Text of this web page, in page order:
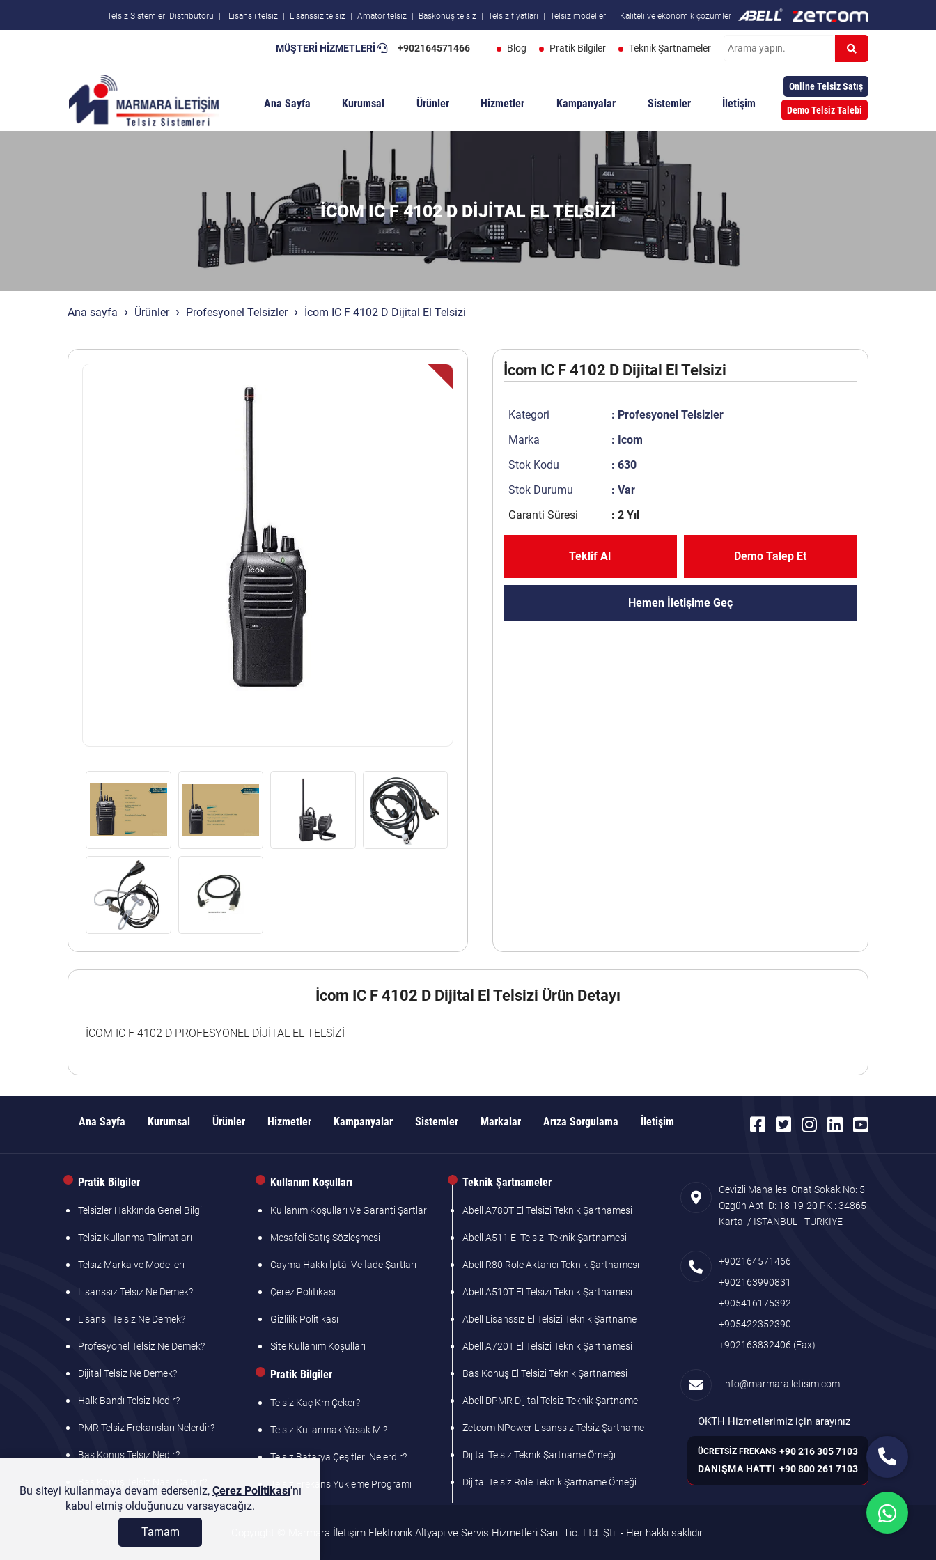
Telsiz Sistemleri Distribütörü Lisanslı telsiz Lisanssız telsiz Amatör telsiz Baskonuş telsiz Telsiz fiyatları Telsiz modelleri Kaliteli ve ekonomik çözümler
MÜŞTERİ HİZMETLERİ +902164571466 Blog Pratik Bilgiler Teknik Şartnameler
Ana Sayfa Kurumsal Ürünler Hizmetler Kampanyalar Sistemler İletişim Demo Telsiz Talebi
Online Telsiz Satış
İCOM IC F 4102 D DIJITAL EL TELSIZI
Ana sayfa Ürünler Profesyonel Telsizler İcom IC F 4102 D Dijital El Telsizi
İcom IC F 4102 D Dijital El Telsizi
Kategori : Profesyonel Telsizler
Marka
: Icom
Stok Kodu
: 630
Stok Durumu
: Var
Garanti Süresi
: 2 Yıl
Teklif Al Demo Talep Et
Hemen İletişime Geç
İcom IC F 4102 D Dijital El Telsizi Ürün Detayı
İCOM IC F 4102 D PROFESYONEL DİJİTAL EL TELSİZİ
Ana Sayfa Kurumsal Ürünler Hizmetler Kampanyalar Sistemler Markalar Arıza Sorgulama İletişim
Pratik Bilgiler
Telsizler Hakkında Genel Bilgi
Telsiz Kullanma Talimatları
Telsiz Marka ve Modelleri
Lisanssız Telsiz Ne Demek?
Lisanslı Telsiz Ne Demek?
Profesyonel Telsiz Ne Demek?
Dijital Telsiz Ne Demek?
Halk Bandı Telsiz Nedir?
PMR Telsiz Frekansları Nelerdir?
Bas Konuş Telsiz Nedir?
Kullanım Koşulları
Kullanım Koşulları Ve Garanti Şartları
Mesafeli Satış Sözleşmesi
Cayma Hakkı İptâl Ve İade Şartları
Çerez Politikası
Gizlilik Politikası
Site Kullanım Koşulları
Pratik Bilgiler
Telsiz Kaç Km Çeker?
Telsiz Kullanmak Yasak Mı?
Telsiz Batarya Çeşitleri Nelerdir?
Telsiz Frekans Yükleme Programı
Teknik Şartnameler
Abell A780T El Telsizi Teknik Şartnamesi
Abell A511 El Telsizi Teknik Şartnamesi
Abell R80 Röle Aktarıcı Teknik Şartnamesi
Abell A510T El Telsizi Teknik Şartnamesi
Abell Lisanssız El Telsizi Teknik Şartname
Abell A720T El Telsizi Teknik Şartnamesi
Bas Konuş El Telsizi Teknik Şartnamesi
Abell DPMR Dijital Telsiz Teknik Şartname
Zetcom NPower Lisanssız Telsiz Şartname
Dijital Telsiz Teknik Şartname Örneği
Dijital Telsiz Röle Teknik Şartname Örneği
Cevizli Mahallesi Onat Sokak No: 5
Özgün Apt. D: 18-19-20 PK : 34865
Kartal / ISTANBUL - TÜRKİYE
+902164571466
+902163990831
+905416175392
+905422352390
+902163832406 (Fax)
info@marmarailetisim.com
OKTH Hizmetlerimiz için arayınız
ÜCRETSİZ FREKANS
DANIŞMA HATTI
+90 216 305 7103
+90 800 261 7103
Copyright © Marmara İletişim Elektronik Altyapı ve Servis Hizmetleri San. Tic. Ltd. Şti. - Her hakkı saklıdır.
Bu siteyi kullanmaya devam ederseniz, Çerez Politikası'nı
kabul etmiş olduğunuzu varsayacağız.
Tamam